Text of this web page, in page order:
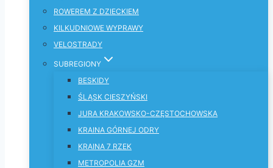
ROWEREM Z DZIECKIEM
KILKUDNIOWE WYPRAWY
VELOSTRADY
SUBREGIONY
BESKIDY
ŚLĄSK CIESZYŃSKI
JURA KRAKOWSKO-CZĘSTOCHOWSKA
KRAINA GÓRNEJ ODRY
KRAINA 7 RZEK
METROPOLIA GZM